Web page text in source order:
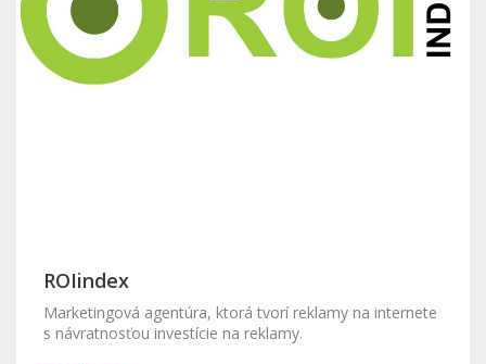
ROIindex
Marketingová agentúra, ktorá tvorí reklamy na internete
s návratnosťou investície na reklamy.